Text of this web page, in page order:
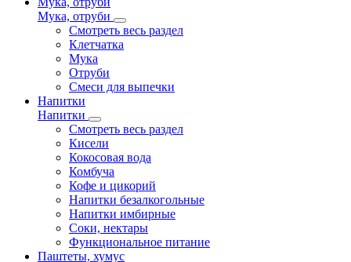
Мука, отруби
Смотреть весь раздел
Клетчатка
Мука
Отруби
Смеси для выпечки
Напитки
Напитки
Смотреть весь раздел
Кисели
Кокосовая вода
Комбуча
Кофе и цикорий
Напитки безалкогольные
Напитки имбирные
Соки, нектары
Функциональное питание
Паштеты, хумус